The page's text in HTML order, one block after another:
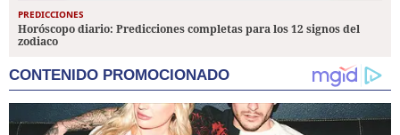
PREDICCIONES
Horóscopo diario: Predicciones completas para los 12 signos del
zodiaco
CONTENIDO PROMOCIONADO